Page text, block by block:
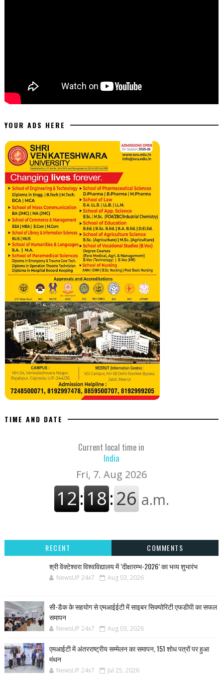
YOUR ADS HERE
TIME AND DATE
Current local time in
India
RECENT
COMMENTS
श्री वेंक्टेश्वरा विश्वविद्यालय में ‘दीक्षारम्भ-2026’ का भव्य शुभारंभ
NewsUP 24x7 Aug 03, 2026
सी-डैक के सहयोग से एमआईईटी में साइबर सिक्योरिटी एफडीपी का सफल
समापन
NewsUP 24x7 Aug 03, 2026
एमआईटी में अंतरराष्ट्रीय सम्मेलन का समापन, 151 शोध पत्रों पर हुआ
मंथन
NewsUP 24x7 Jul 25, 2026